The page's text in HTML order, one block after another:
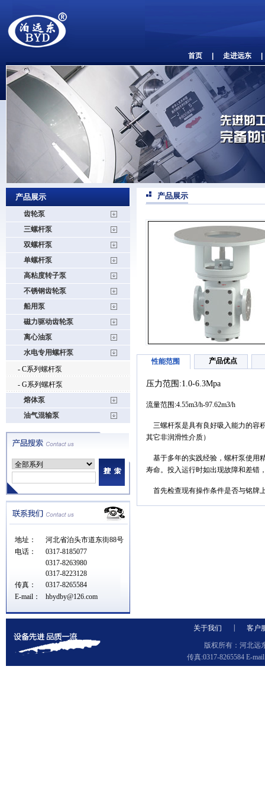
首页 走进远东
产品展示
齿轮泵
三螺杆泵
双螺杆泵
单螺杆泵
高粘度转子泵
不锈钢齿轮泵
船用泵
磁力驱动齿轮泵
离心油泵
水电专用螺杆泵
- C系列螺杆泵
- G系列螺杆泵
熔体泵
油气混输泵
地址：
河北省泊头市道东街88号
电话：
0317-8185077
0317-8263980
0317-8223128
传真：
0317-8265584
E-mail：
hbydby@126.com
产品展示
性能范围 产品优点
压力范围:1.0-6.3Mpa
流量范围:4.55m3/h-97.62m3/h
三螺杆泵是具有良好吸入能力的容
其它非润滑性介质）
基于多年的实践经验，螺杆泵使用
寿命。投入运行时如出现故障和差错
首先检查现有操作条件是否与铭牌
关于我们 客户
版权所有：河北远
传真:0317-8265584 E-